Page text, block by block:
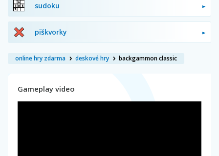
sudoku
piškvorky
online hry zdarma deskové hry backgammon classic
Gameplay video